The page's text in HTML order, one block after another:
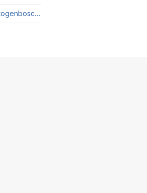
WOZ-Waardeloket - van Noremborghstraat 90A (Met locatieomschrijving), 's-Hertogenbosch dd 28012025.pdf